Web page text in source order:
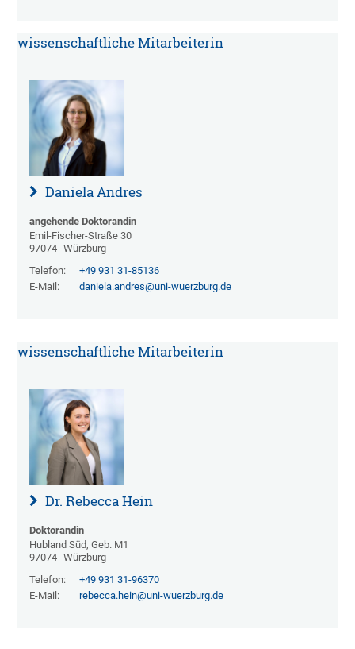
wissenschaftliche Mitarbeiterin
Daniela Andres
angehende Doktorandin
Emil-Fischer-Straße 30
97074 Würzburg
Telefon:
+49 931 31-85136
E-Mail:
daniela.andres@uni-wuerzburg.de
wissenschaftliche Mitarbeiterin
Dr. Rebecca Hein
Doktorandin
Hubland Süd, Geb. M1
97074 Würzburg
Telefon:
+49 931 31-96370
E-Mail:
rebecca.hein@uni-wuerzburg.de